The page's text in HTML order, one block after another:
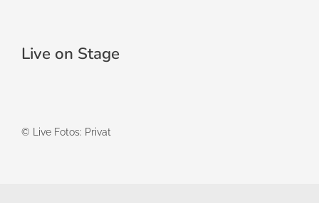
Live on Stage
© Live Fotos: Privat